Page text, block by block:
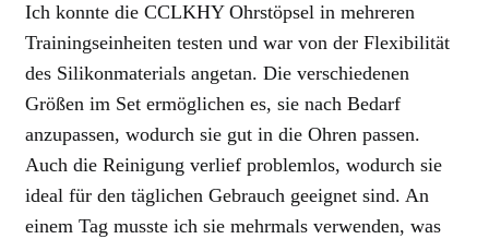
Ich konnte die CCLKHY Ohrstöpsel in mehreren
Trainingseinheiten testen und war von der Flexibilität
des Silikonmaterials angetan. Die verschiedenen
Größen im Set ermöglichen es, sie nach Bedarf
anzupassen, wodurch sie gut in die Ohren passen.
Auch die Reinigung verlief problemlos, wodurch sie
ideal für den täglichen Gebrauch geeignet sind. An
einem Tag musste ich sie mehrmals verwenden, was